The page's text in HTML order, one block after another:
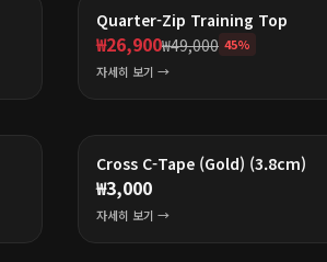
BEST
Quarter-Zip Training Top
₩26,900₩49,000 45%
자세히 보기 →
Cross C-Tape (Gold) (3.8cm)
₩3,000
자세히 보기 →